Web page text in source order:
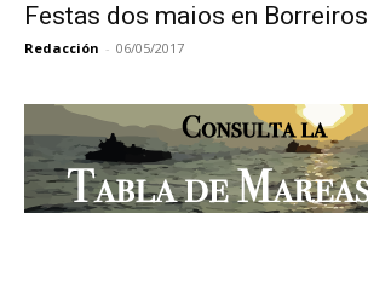
Festas dos maios en Borreiros
Redacción - 06/05/2017